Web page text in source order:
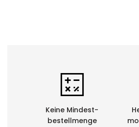
Keine Mindest-
bestellmenge